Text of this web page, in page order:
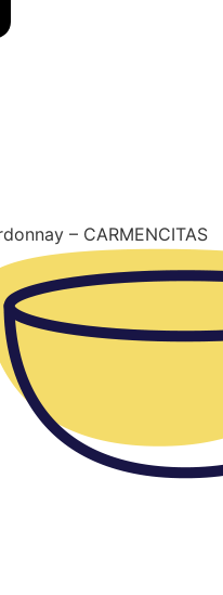
– CARMENCITAS